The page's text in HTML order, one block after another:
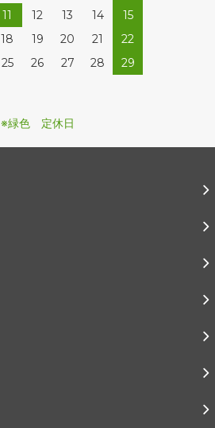
11 12 13 14
15
18 19 20 21
22
25 26 27 28
29
※緑色 定休日